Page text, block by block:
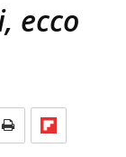
ecco